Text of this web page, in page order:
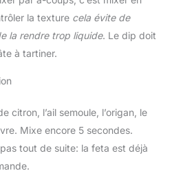
la texture cela évite de
la rendre trop liquide. Le dip doit
à tartiner.
citron, l’ail semoule, l’origan, le
Mixe encore 5 secondes.
tout de suite: la feta est déjà